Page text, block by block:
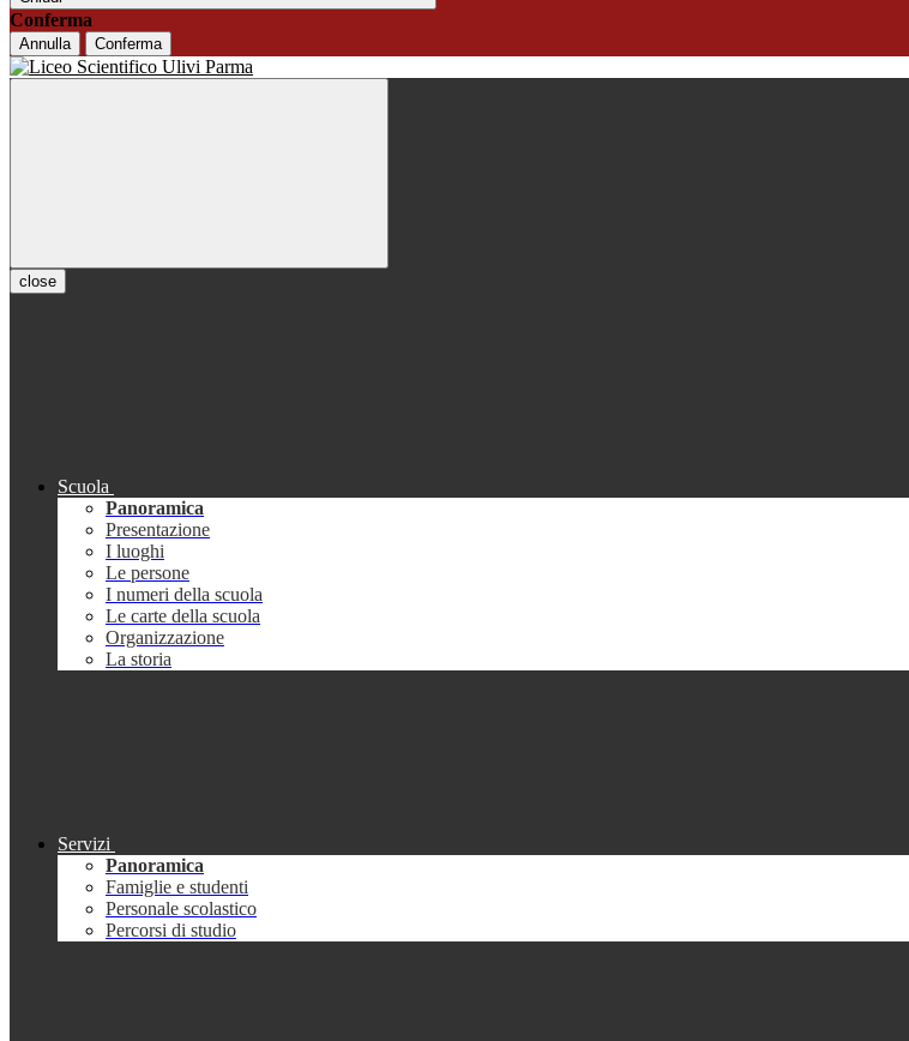
Conferma
Annulla Conferma
close
Scuola
Panoramica
Presentazione
I luoghi
Le persone
I numeri della scuola
Le carte della scuola
Organizzazione
La storia
Servizi
Panoramica
Famiglie e studenti
Personale scolastico
Percorsi di studio